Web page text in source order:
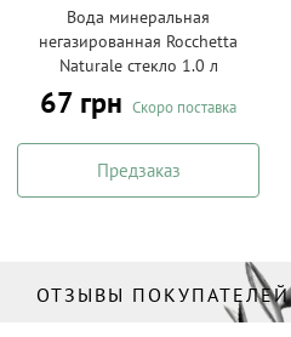
Вода минеральная
негазированная Rocchetta
Naturale стекло 1.0 л
67 грн Скоро поставка
Предзаказ
ОТЗЫВЫ ПОКУПАТЕЛЕЙ